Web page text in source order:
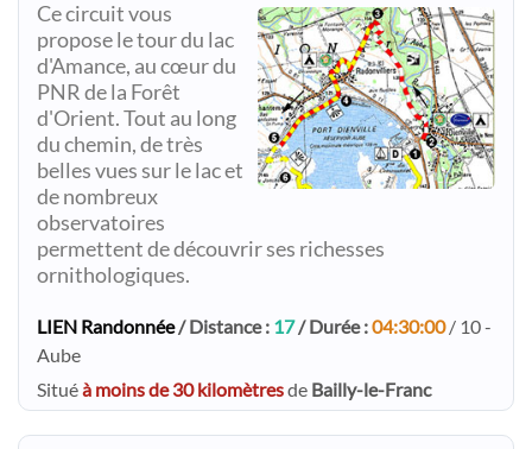
Ce circuit vous
propose le tour du lac
d'Amance, au cœur du
PNR de la Forêt
d'Orient. Tout au long
du chemin, de très
belles vues sur le lac et
de nombreux
observatoires
permettent de découvrir ses richesses
ornithologiques.
LIEN Randonnée/ Distance : 17/ Durée :04:30:00/ 10 -
Aube
Situéà moins de 30 kilomètresde Bailly-le-Franc